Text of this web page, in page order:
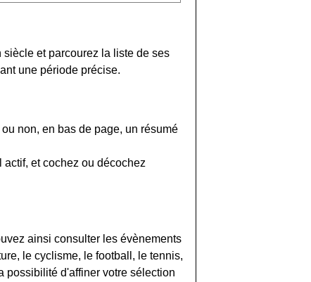
siècle et parcourez la liste de ses
une période précise.
non, en bas de page, un résumé
et cochez ou décochez
ainsi consulter les évènements
le cyclisme, le football, le tennis,
possibilité d'affiner votre sélection